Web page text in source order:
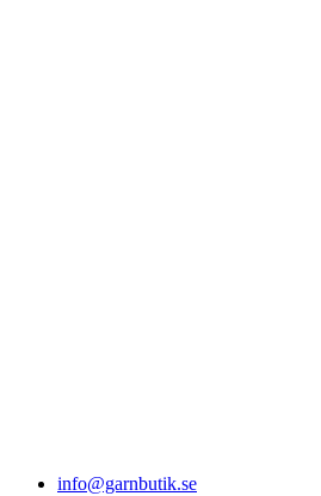
info@garnbutik.se